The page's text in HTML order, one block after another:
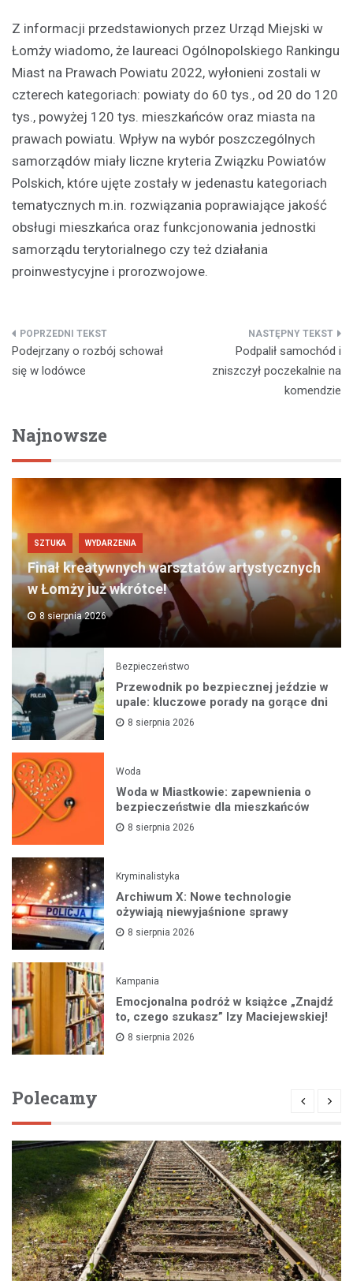
Z informacji przedstawionych przez Urząd Miejski w
Łomży wiadomo, że laureaci Ogólnopolskiego Rankingu
Miast na Prawach Powiatu 2022, wyłonieni zostali w
czterech kategoriach: powiaty do 60 tys., od 20 do 120
tys., powyżej 120 tys. mieszkańców oraz miasta na
prawach powiatu. Wpływ na wybór poszczególnych
samorządów miały liczne kryteria Związku Powiatów
Polskich, które ujęte zostały w jedenastu kategoriach
tematycznych m.in. rozwiązania poprawiające jakość
obsługi mieszkańca oraz funkcjonowania jednostki
samorządu terytorialnego czy też działania
proinwestycyjne i prorozwojowe.
Nawigacja
wpisu
Podejrzany o rozbój schował
się w lodówce
Podpalił samochód i
zniszczył poczekalnie na
komendzie
Najnowsze
SZTUKA WYDARZENIA
Finał kreatywnych warsztatów artystycznych
w Łomży już wkrótce!
8 sierpnia 2026
Bezpieczeństwo
Przewodnik po bezpiecznej jeździe w
upale: kluczowe porady na gorące dni
8 sierpnia 2026
Woda
Woda w Miastkowie: zapewnienia o
bezpieczeństwie dla mieszkańców
8 sierpnia 2026
Kryminalistyka
Archiwum X: Nowe technologie
ożywiają niewyjaśnione sprawy
8 sierpnia 2026
Kampania
Emocjonalna podróż w książce „Znajdź
to, czego szukasz” Izy Maciejewskiej!
8 sierpnia 2026
Polecamy